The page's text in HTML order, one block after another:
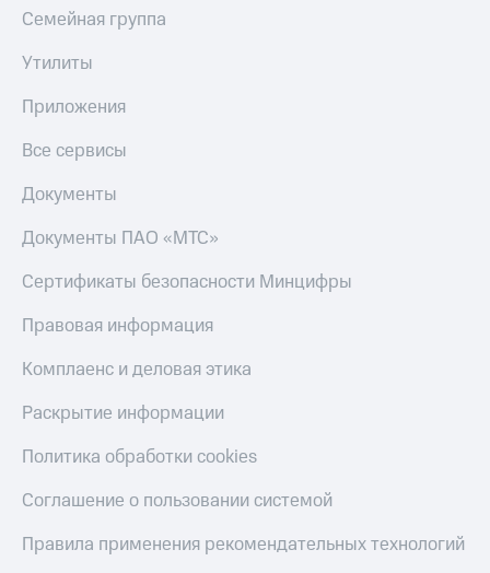
Семейная группа
Утилиты
Приложения
Все сервисы
Документы
Документы ПАО «МТС»
Сертификаты безопасности Минцифры
Правовая информация
Комплаенс и деловая этика
Раскрытие информации
Политика обработки cookies
Соглашение о пользовании системой
Правила применения рекомендательных технологий